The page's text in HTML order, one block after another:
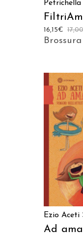
Petrichella
17,00
16,15€
Brossura
Ezio Aceti
Ad